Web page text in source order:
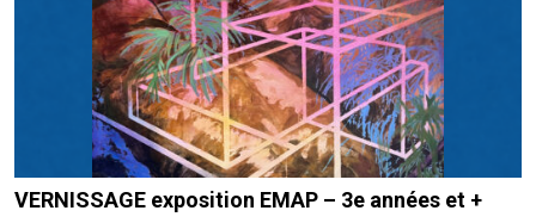
VERNISSAGE exposition EMAP – 3e années et +